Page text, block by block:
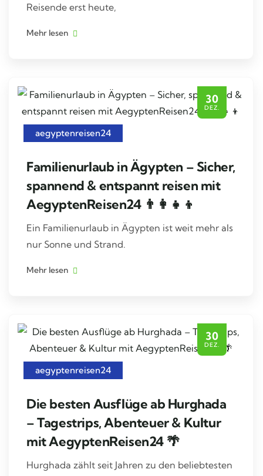
Reisende erst heute,
Mehr lesen
30
DEZ.
aegyptenreisen24
Familienurlaub in Ägypten – Sicher,
spannend & entspannt reisen mit
AegyptenReisen24 👨‍👩‍👧‍👦
Ein Familienurlaub in Ägypten ist weit mehr als
nur Sonne und Strand.
Mehr lesen
30
DEZ.
aegyptenreisen24
Die besten Ausflüge ab Hurghada
– Tagestrips, Abenteuer & Kultur
mit AegyptenReisen24 🌴
Hurghada zählt seit Jahren zu den beliebtesten